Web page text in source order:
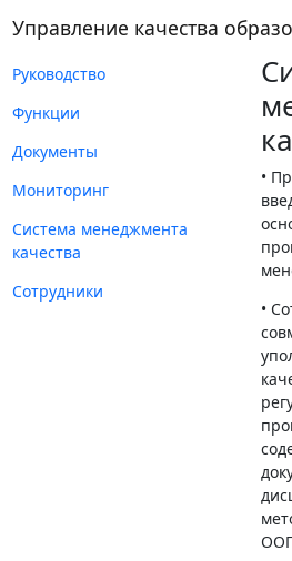
Управление качества
Руководство
Функции
Документы
Мониторинг
Система менеджмента
качества
Сотрудники
•
•